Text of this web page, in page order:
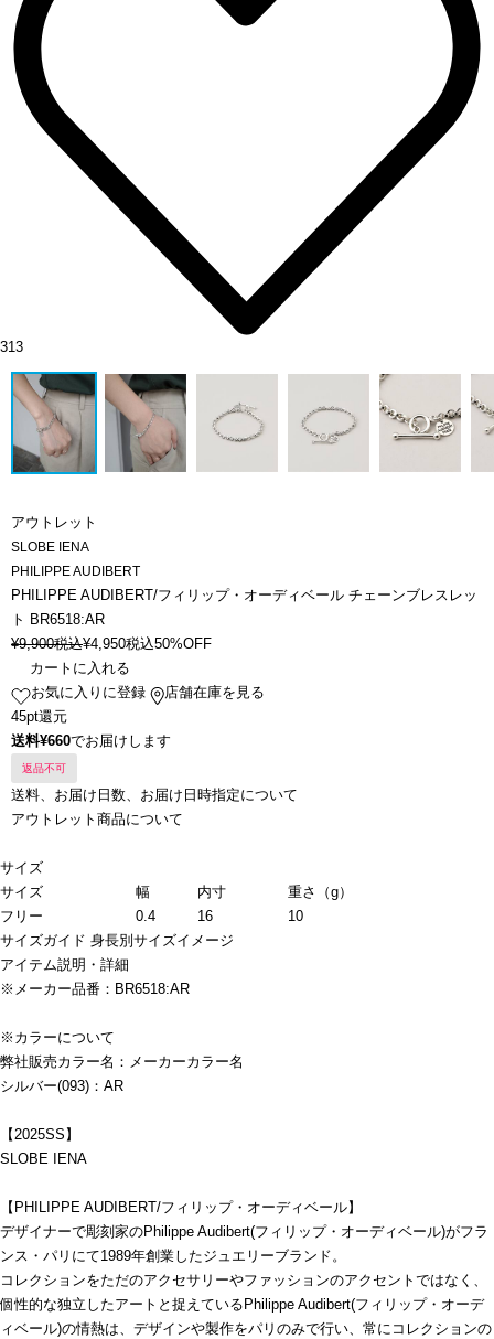
313
アウトレット
SLOBE IENA
PHILIPPE AUDIBERT
PHILIPPE AUDIBERT/フィリップ・オーディベール チェーンブレスレッ
ト BR6518:AR
¥9,900税込¥4,950税込50%OFF
カートに入れる
お気に入りに登録
店舗在庫を見る
45pt還元
送料¥660でお届けします
返品不可
送料、お届け日数、お届け日時指定について
アウトレット商品について
サイズ
サイズ
幅 内寸
重さ（g）
フリー
0.4 16
10
サイズガイド 身長別サイズイメージ
アイテム説明・詳細
※メーカー品番：BR6518:AR
※カラーについて
弊社販売カラー名：メーカーカラー名
シルバー(093)：AR
【2025SS】
SLOBE IENA
【PHILIPPE AUDIBERT/フィリップ・オーディベール】
デザイナーで彫刻家のPhilippe Audibert(フィリップ・オーディベール)がフラ
ンス・パリにて1989年創業したジュエリーブランド。
コレクションをただのアクセサリーやファッションのアクセントではなく、
個性的な独立したアートと捉えているPhilippe Audibert(フィリップ・オーデ
ィベール)の情熱は、デザインや製作をパリのみで行い、常にコレクションの